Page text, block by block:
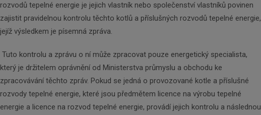
rozvodů tepelné energie je jejich vlastník nebo společenství vlastníků povinen
zajistit pravidelnou kontrolu těchto kotlů a příslušných rozvodů tepelné energie,
jejíž výsledkem je písemná zpráva.
Tuto kontrolu a zprávu o ní může zpracovat pouze energetický specialista,
který je držitelem oprávnění od Ministerstva průmyslu a obchodu ke
zpracovávání těchto zpráv. Pokud se jedná o provozované kotle a příslušné
rozvody tepelné energie, které jsou předmětem licence na výrobu tepelné
energie a licence na rozvod tepelné energie, provádí jejich kontrolu a následnou